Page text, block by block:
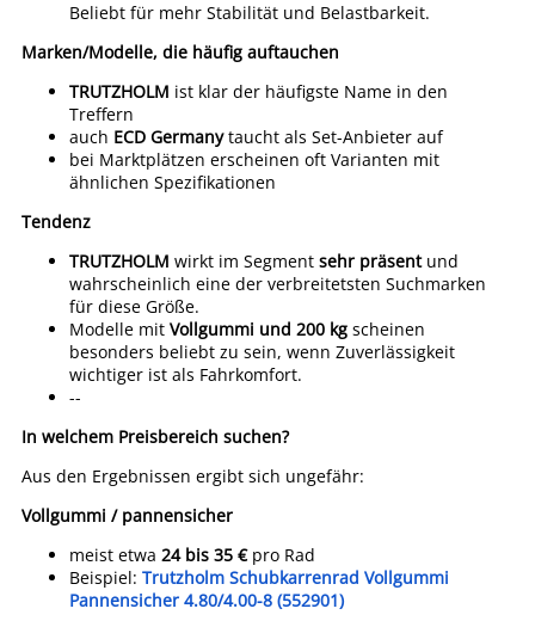
Beliebt für mehr Stabilität und Belastbarkeit.
Marken/Modelle, die häufig auftauchen
TRUTZHOLM ist klar der häufigste Name in den
Treffern
auch ECD Germanytaucht als Set-Anbieter auf
bei Marktplätzen erscheinen oft Varianten mit
ähnlichen Spezifikationen
Tendenz
TRUTZHOLM wirkt im Segment sehr präsentund
wahrscheinlich eine der verbreitetsten Suchmarken
für diese Größe.
Modelle mit Vollgummi und 200 kg scheinen
besonders beliebt zu sein, wenn Zuverlässigkeit
wichtiger ist als Fahrkomfort.
--
In welchem Preisbereich suchen?
Aus den Ergebnissen ergibt sich ungefähr:
Vollgummi / pannensicher
meist etwa 24 bis 35 €pro Rad
Beispiel: Trutzholm Schubkarrenrad Vollgummi
Pannensicher 4.80/4.00-8 (552901)